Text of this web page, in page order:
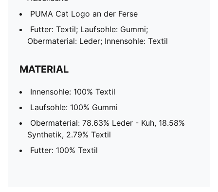
PUMA Cat Logo an der Ferse
Futter: Textil; Laufsohle: Gummi;
Obermaterial: Leder; Innensohle: Textil
MATERIAL
Innensohle: 100% Textil
Laufsohle: 100% Gummi
Obermaterial: 78.63% Leder - Kuh, 18.58%
Synthetik, 2.79% Textil
Futter: 100% Textil